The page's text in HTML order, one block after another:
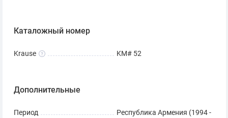
Каталожный номер
Krause KM# 52
Дополнительные
Период
Республика Армения (1994 -